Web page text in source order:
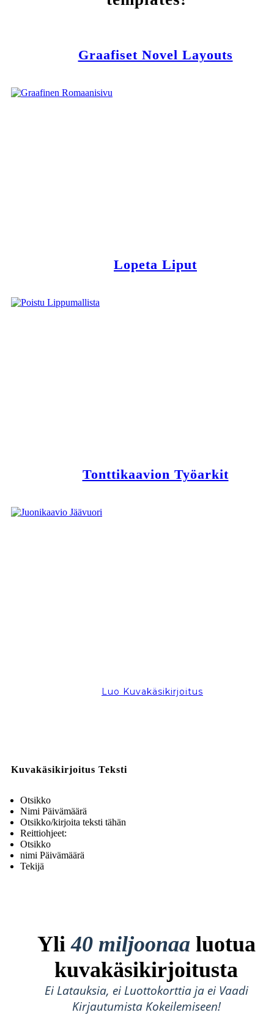
Graafiset Novel Layouts
Lopeta Liput
Tonttikaavion Työarkit
Luo Kuvakäsikirjoitus
Kuvakäsikirjoitus Teksti
Otsikko
Nimi Päivämäärä
Otsikko/kirjoita teksti tähän
Reittiohjeet:
Otsikko
nimi Päivämäärä
Tekijä
Yli40 miljoonaa luotua
kuvakäsikirjoitusta
Ei Latauksia, ei Luottokorttia ja ei Vaadi
Kirjautumista Kokeilemiseen!